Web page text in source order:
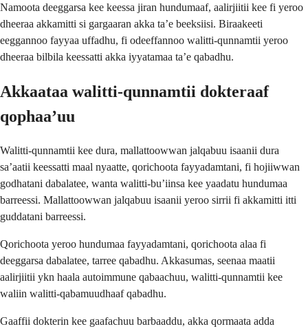
Namoota deeggarsa kee keessa jiran hundumaaf, aalirjiitii kee fi yeroo
dheeraa akkamitti si gargaaran akka ta’e beeksiisi. Biraakeeti
eeggannoo fayyaa uffadhu, fi odeeffannoo walitti-qunnamtii yeroo
dheeraa bilbila keessatti akka iyyatamaa ta’e qabadhu.
Akkaataa walitti-qunnamtii dokteraaf
qophaa’uu
Walitti-qunnamtii kee dura, mallattoowwan jalqabuu isaanii dura
sa’aatii keessatti maal nyaatte, qorichoota fayyadamtani, fi hojiiwwan
godhatani dabalatee, wanta walitti-bu’iinsa kee yaadatu hundumaa
barreessi. Mallattoowwan jalqabuu isaanii yeroo sirrii fi akkamitti itti
guddatani barreessi.
Qorichoota yeroo hundumaa fayyadamtani, qorichoota alaa fi
deeggarsa dabalatee, tarree qabadhu. Akkasumas, seenaa maatii
aalirjiitii ykn haala autoimmune qabaachuu, walitti-qunnamtii kee
waliin walitti-qabamuudhaaf qabadhu.
Gaaffii dokterin kee gaafachuu barbaaddu, akka qormaata adda